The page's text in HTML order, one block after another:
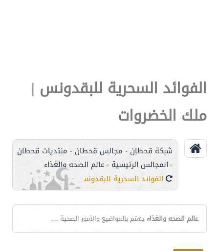
الفوائد السحرية للبقدونس |
ملك الخضروات
شبكة قحطان - مجالس قحطان - منتديات قحطان
> المجالس الرئيسية > عالم الصحه والغذاء
الفوائد السحرية للبقدونس | ملك الخضروات
عالم الصحه والغذاء يهتم بالمواضيع والأمور الصحية ....